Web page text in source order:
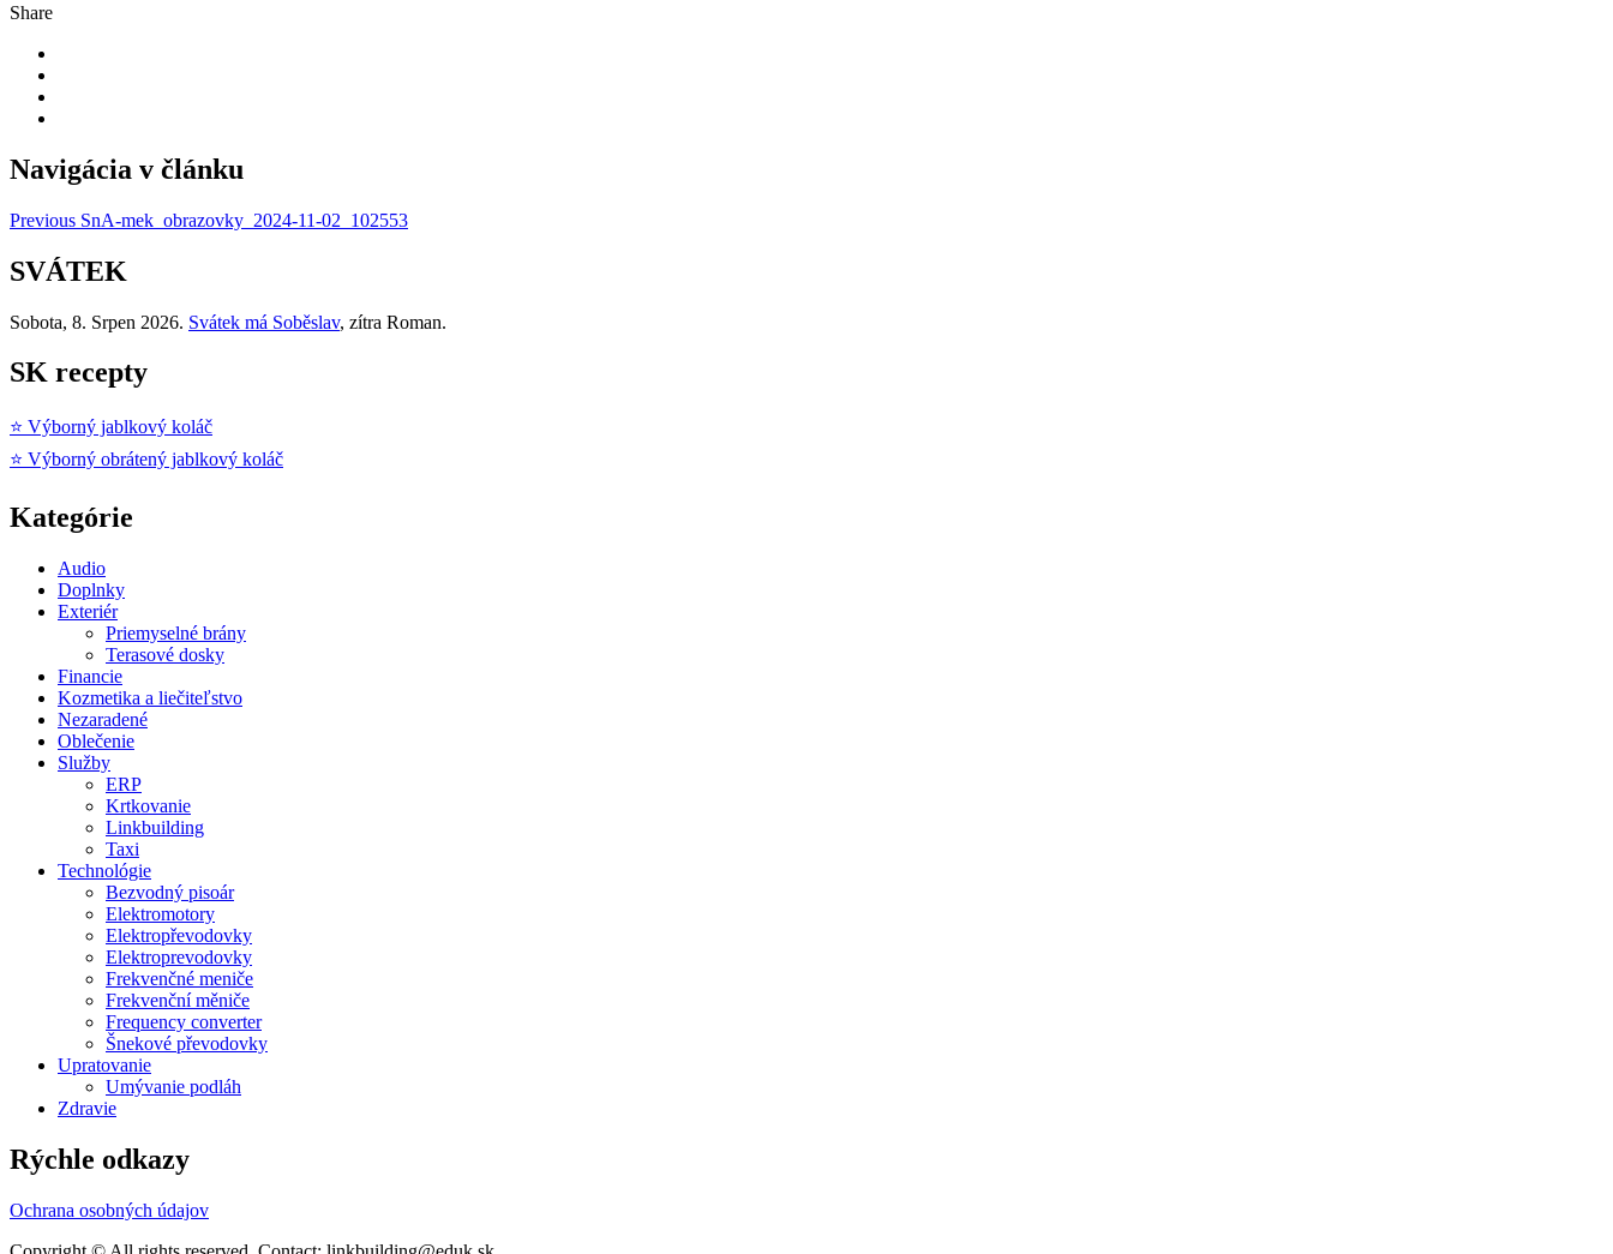
Share
Navigácia v článku
Previous SnA-mek_obrazovky_2024-11-02_102553
SVÁTEK
Sobota, 8. Srpen 2026. Svátek má Soběslav, zítra Roman.
SK recepty
⭐ Výborný jablkový koláč
⭐ Výborný obrátený jablkový koláč
Kategórie
Audio
Doplnky
Exteriér
Priemyselné brány
Terasové dosky
Financie
Kozmetika a liečiteľstvo
Nezaradené
Oblečenie
Služby
ERP
Krtkovanie
Linkbuilding
Taxi
Technológie
Bezvodný pisoár
Elektromotory
Elektropřevodovky
Elektroprevodovky
Frekvenčné meniče
Frekvenční měniče
Frequency converter
Šnekové převodovky
Upratovanie
Umývanie podláh
Zdravie
Rýchle odkazy
Ochrana osobných údajov